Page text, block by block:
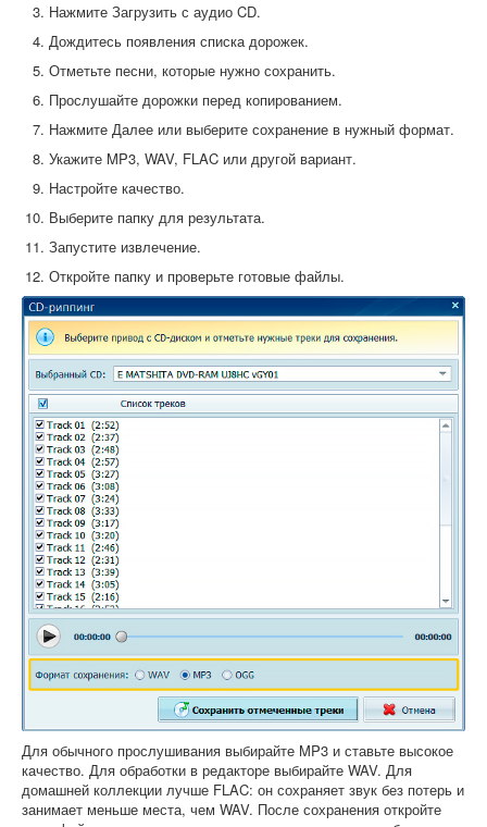
Нажмите Загрузить с аудио CD.
Дождитесь появления списка дорожек.
Отметьте песни, которые нужно сохранить.
Прослушайте дорожки перед копированием.
Нажмите Далее или выберите сохранение в нужный формат.
Укажите MP3, WAV, FLAC или другой вариант.
Настройте качество.
Выберите папку для результата.
Запустите извлечение.
Откройте папку и проверьте готовые файлы.
Для обычного прослушивания выбирайте MP3 и ставьте высокое
качество. Для обработки в редакторе выбирайте WAV. Для
домашней коллекции лучше FLAC: он сохраняет звук без потерь и
занимает меньше места, чем WAV. После сохранения откройте